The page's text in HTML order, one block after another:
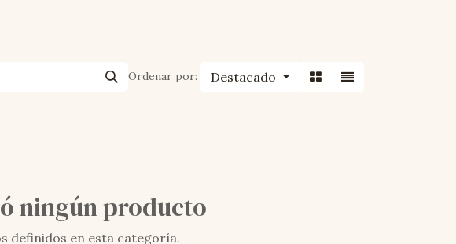
Ordenar por: Destacado
ningún producto
definidos en esta categoría.